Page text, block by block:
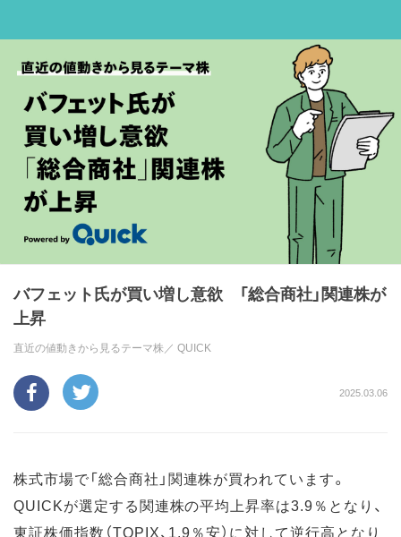
バフェット氏が買い増し意欲 「総合商社」関連株が
上昇
直近の値動きから見るテーマ株／ QUICK
2025.03.06
株式市場で「総合商社」関連株が買われています。
QUICKが選定する関連株の平均上昇率は3.9％となり、
東証株価指数（TOPIX、1.9％安）に対して逆行高となり